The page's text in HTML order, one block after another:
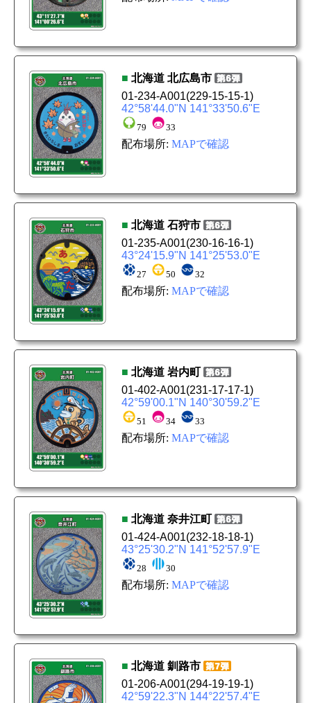
■ 北海道 北広島市
01-234-A001(229-15-15-1)
42°58'44.0"N 141°33'50.6"E
79 33
配布場所: MAPで確認
■ 北海道 石狩市
01-235-A001(230-16-16-1)
43°24'15.9"N 141°25'53.0"E
27 50 32
配布場所: MAPで確認
■ 北海道 岩内町
01-402-A001(231-17-17-1)
42°59'00.1"N 140°30'59.2"E
51 34 33
配布場所: MAPで確認
■ 北海道 奈井江町
01-424-A001(232-18-18-1)
43°25'30.2"N 141°52'57.9"E
28 30
配布場所: MAPで確認
■ 北海道 釧路市
01-206-A001(294-19-19-1)
42°59'22.3"N 144°22'57.4"E